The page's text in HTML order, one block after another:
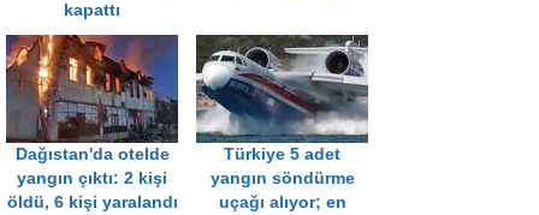
kapattı
Dağıstan'da otelde
yangın çıktı: 2 kişi
öldü, 6 kişi yaralandı
Türkiye 5 adet
yangın söndürme
uçağı alıyor; en